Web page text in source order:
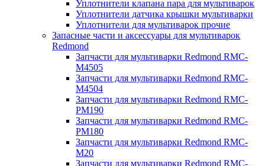
Уплотнители клапана пара для мультиварок
Уплотнители датчика крышки мультиварки
Уплотнители для мультиварок прочие
Запасные части и аксессуары для мультиварок
Redmond
Запчасти для мультиварки Redmond RMC-
M4505
Запчасти для мультиварки Redmond RMC-
M4504
Запчасти для мультиварки Redmond RMC-
PM190
Запчасти для мультиварки Redmond RMC-
PM180
Запчасти для мультиварки Redmond RMC-
M20
Запчасти для мультиварки Redmond RMC-